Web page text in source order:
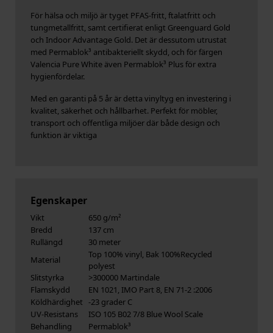
För hälsa och miljö är tyget PFAS-fritt, ftalatfritt och
tungmetallfritt, samt certifierat enligt Greenguard Gold
och Indoor Advantage Gold. Det är dessutom utrustat
med Permablok³ antibakteriellt skydd, och för färgen
Valencia Pure White även Permablok³ Plus för extra
hygienfördelar.
Med en garanti på 5 år är detta vinyltyg en investering i
kvalitet, säkerhet och hållbarhet. Perfekt för möbler,
transport och offentliga miljöer där både design och
funktion är viktiga
Egenskaper
Vikt
650 g/m²
Bredd
137 cm
Rullängd
30 meter
Material
Top 100% vinyl, Bak 100%Recycled
polyest
Slitstyrka
>300000 Martindale
Flamskydd
EN 1021, IMO Part 8, EN 71-2 :2006
Köldhärdighet -23 grader C
UV-Resistans
ISO 105 B02 7/8 Blue Wool Scale
Behandling
Permablok³